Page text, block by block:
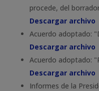
procede, del
Descargar archivo
Acuerdo adoptado:
Descargar archivo
Acuerdo adoptado:
Descargar archivo
Informes de la